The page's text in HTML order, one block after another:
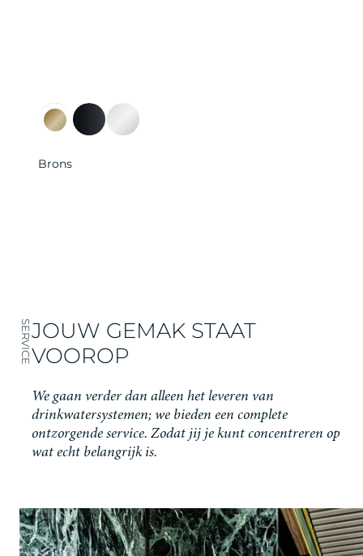
Brons
SERVICEJOUW GEMAK STAAT
VOOROP
We gaan verder dan alleen het leveren van
drinkwatersystemen; we bieden een complete
ontzorgende service. Zodat jij je kunt concentreren op
wat echt belangrijk is.